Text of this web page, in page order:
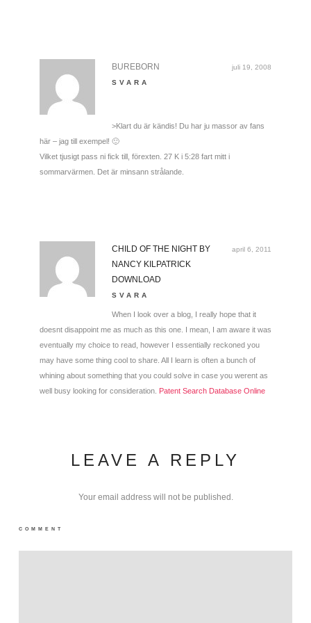
juli 19, 2008
BUREBORN
SVARA
>Klart du är kändis! Du har ju massor av fans
här – jag till exempel! 🙂
Vilket tjusigt pass ni fick till, förexten. 27 K i 5:28 fart mitt i
sommarvärmen. Det är minsann strålande.
april 6, 2011
CHILD OF THE NIGHT BY
NANCY KILPATRICK
DOWNLOAD
SVARA
When I look over a blog, I really hope that it
doesnt disappoint me as much as this one. I mean, I am aware it was
eventually my choice to read, however I essentially reckoned you
may have some thing cool to share. All I learn is often a bunch of
whining about something that you could solve in case you werent as
well busy looking for consideration. Patent Search Database Online
LEAVE A REPLY
Your email address will not be published.
COMMENT